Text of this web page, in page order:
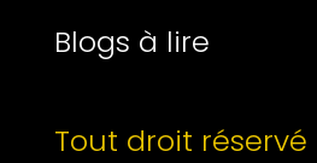
Blogs à lire
Tout droit réservé